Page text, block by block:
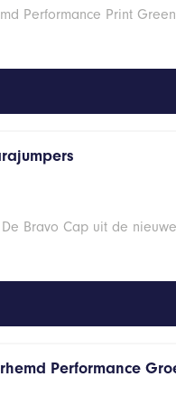
Performance Print
Bravo Cap uit de
Performance